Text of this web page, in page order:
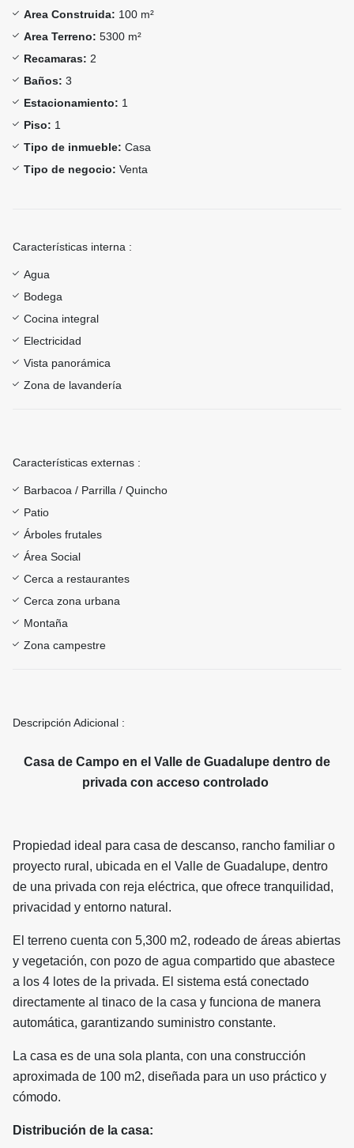
Area Construida: 100 m²
Area Terreno: 5300 m²
Recamaras: 2
Baños: 3
Estacionamiento: 1
Piso: 1
Tipo de inmueble: Casa
Tipo de negocio: Venta
Características interna :
Agua
Bodega
Cocina integral
Electricidad
Vista panorámica
Zona de lavandería
Características externas :
Barbacoa / Parrilla / Quincho
Patio
Árboles frutales
Área Social
Cerca a restaurantes
Cerca zona urbana
Montaña
Zona campestre
Descripción Adicional :
Casa de Campo en el Valle de Guadalupe dentro de
privada con acceso controlado
Propiedad ideal para casa de descanso, rancho familiar o
proyecto rural, ubicada en el Valle de Guadalupe, dentro
de una privada con reja eléctrica, que ofrece tranquilidad,
privacidad y entorno natural.
El terreno cuenta con 5,300 m2, rodeado de áreas abiertas
y vegetación, con pozo de agua compartido que abastece
a los 4 lotes de la privada. El sistema está conectado
directamente al tinaco de la casa y funciona de manera
automática, garantizando suministro constante.
La casa es de una sola planta, con una construcción
aproximada de 100 m2, diseñada para un uso práctico y
cómodo.
Distribución de la casa: